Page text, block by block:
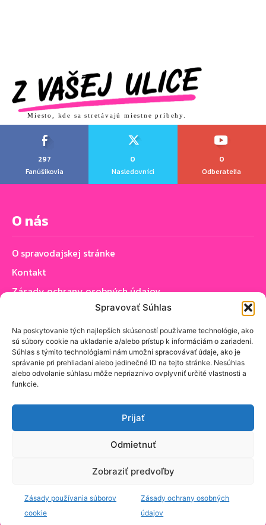
Spravovať Súhlas
Na poskytovanie tých najlepších skúseností používame technológie, ako
sú súbory cookie na ukladanie a/alebo prístup k informáciám o zariadení.
Súhlas s týmito technológiami nám umožní spracovávať údaje, ako je
správanie pri prehliadaní alebo jedinečné ID na tejto stránke. Nesúhlas
alebo odvolanie súhlasu môže nepriaznivo ovplyvniť určité vlastnosti a
funkcie.
Prijať
Odmietnuť
Zobraziť predvoľby
Zásady používania súborov
cookie
Zásady ochrany osobných
údajov
Miesto, kde sa stretávajú miestne príbehy.
297
Fanúšikovia
0
Nasledovníci
0
Odberatelia
O nás
O spravodajskej stránke
Kontakt
Zásady ochrany osobných údajov
Zásady používania cookie (EÚ)
Sledujte nás
PRIHLÁSIŤ SA K ODBERU NOVINIEK
© zvasejulice.sk - Spojte sa s ľuďmi z vašej
Tvorba web stránky.